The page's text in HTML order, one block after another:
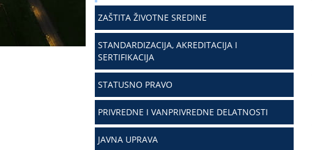
ZAŠTITA ŽIVOTNE SREDINE
STANDARDIZACIJA, AKREDITACIJA I
SERTIFIKACIJA
STATUSNO PRAVO
PRIVREDNE I VANPRIVREDNE DELATNOSTI
JAVNA UPRAVA